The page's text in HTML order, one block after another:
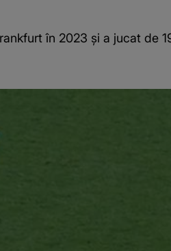
în 2023 și a jucat de